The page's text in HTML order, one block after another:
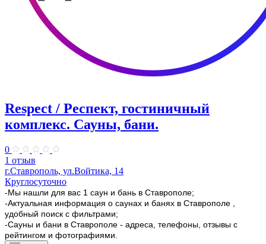
Respect / Респект, гостиничный
комплекс. Сауны, бани.
0
1 отзыв
г.Ставрополь, ул.Войтика, 14
Круглосуточно
-Мы нашли для вас 1 саун и бань в Ставрополе;
-Актуальная информация о саунах и банях в Ставрополе ,
удобный поиск с фильтрами;
-Сауны и бани в Ставрополе - адреса, телефоны, отзывы с
рейтингом и фотографиями.